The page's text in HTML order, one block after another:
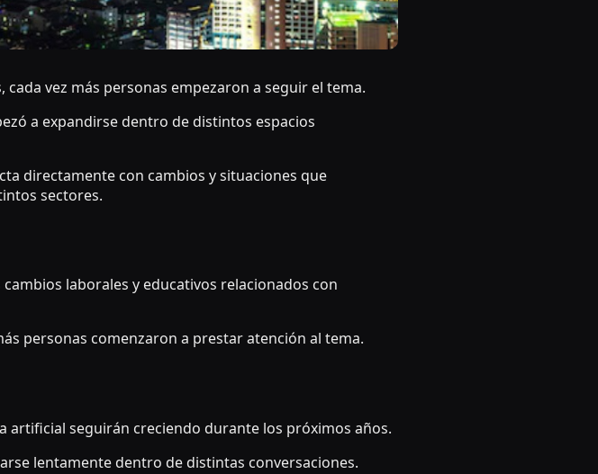
vez más personas empezaron a seguir el tema.
a expandirse dentro de distintos espacios
directamente con cambios y situaciones que
sectores.
laborales y educativos relacionados con
personas comenzaron a prestar atención al tema.
artificial seguirán creciendo durante los próximos años.
lentamente dentro de distintas conversaciones.